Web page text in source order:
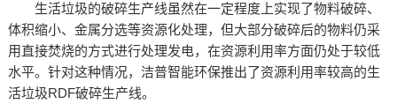
生活垃圾的破碎生产线虽然在一定程度上实现了物料破碎、
体积缩小、金属分选等资源化处理，但大部分破碎后的物料仍采
用直接焚烧的方式进行处理发电，在资源利用率方面仍处于较低
水平。针对这种情况，洁普智能环保推出了资源利用率较高的生
活垃圾RDF破碎生产线。